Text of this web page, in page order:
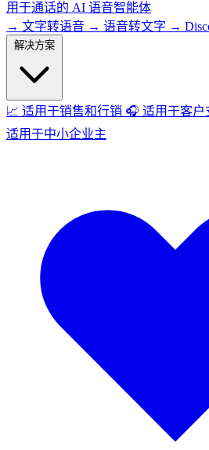
用于通话的 AI 语音智能体
→ 文字转语音 → 语音转文字 →
📈 适用于销售和行销 🎧 适用于客户
适用于中小企业主